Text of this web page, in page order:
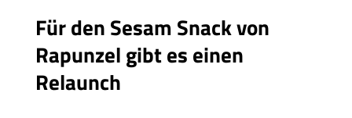
Für den Sesam Snack von
Rapunzel gibt es einen
Relaunch